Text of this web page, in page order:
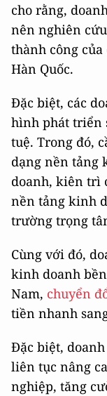
cho rằng,
nên nghiên
thành công
Hàn Quốc.
Đặc biệt, các
hình phát triển
tuệ. Trong đó,
dạng nền tảng
doanh, kiên trì
nền tảng kinh
trường trọng
Cùng với đó,
kinh doanh
Nam, chuyển
tiền nhanh
Đặc biệt,
liên tục nâng
nghiệp, tăng